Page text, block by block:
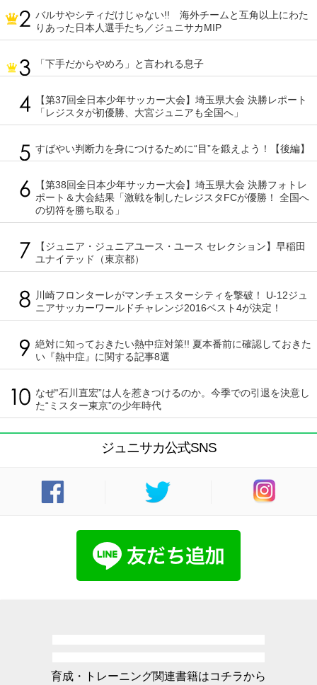
バルサやシティだけじゃない!! 海外チームと互角以上にわた
りあった日本人選手たち／ジュニサカMIP
「下手だからやめろ」と言われる息子
【第37回全日本少年サッカー大会】埼玉県大会 決勝レポート
「レジスタが初優勝、大宮ジュニアも全国へ」
すばやい判断力を身につけるために“目”を鍛えよう！【後編】
【第38回全日本少年サッカー大会】埼玉県大会 決勝フォトレ
ポート＆大会結果「激戦を制したレジスタFCが優勝！ 全国へ
の切符を勝ち取る」
【ジュニア・ジュニアユース・ユース セレクション】早稲田
ユナイテッド（東京都）
川崎フロンターレがマンチェスターシティを撃破！ U-12ジュ
ニアサッカーワールドチャレンジ2016ベスト4が決定！
絶対に知っておきたい熱中症対策!! 夏本番前に確認しておきた
い『熱中症』に関する記事8選
なぜ“石川直宏”は人を惹きつけるのか。今季での引退を決意し
た“ミスター東京”の少年時代
ジュニサカ公式SNS
育成・トレーニング関連書籍はコチラから